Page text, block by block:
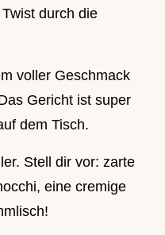
durch die
voller Geschmack
Gericht ist super
dem Tisch.
Stell dir vor: zarte
eine cremige